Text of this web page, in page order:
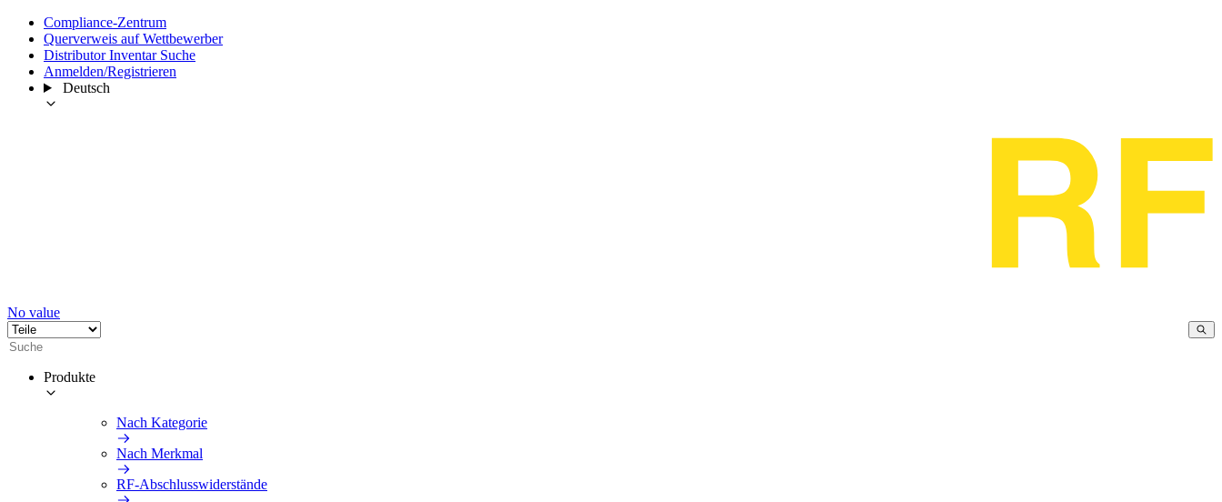
Compliance-Zentrum
Querverweis auf Wettbewerber
Distributor Inventar Suche
Anmelden/Registrieren
Deutsch
No value
Produkte
Nach Kategorie
Nach Merkmal
RF-Abschlusswiderstände